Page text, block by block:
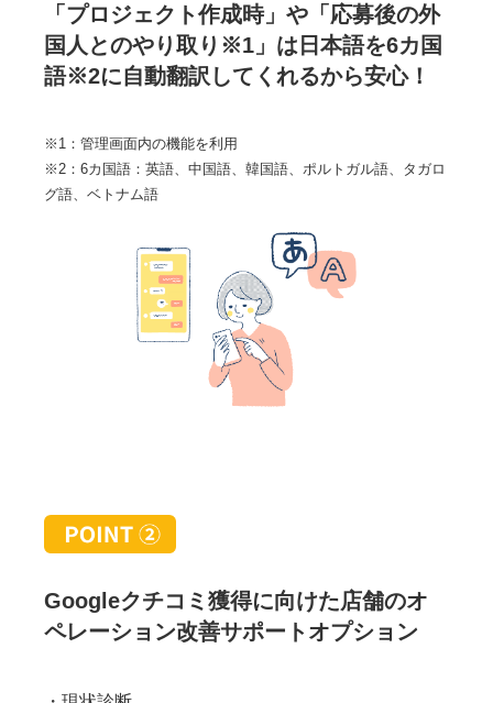
「プロジェクト作成時」や「応募後の外
国人とのやり取り※1」は日本語を6カ国
語※2に自動翻訳してくれるから安心！
※1：管理画面内の機能を利用
※2：6カ国語：英語、中国語、韓国語、ポルトガル語、タガロ
グ語、ベトナム語
Googleクチコミ獲得に向けた店舗のオ
ペレーション改善サポートオプション